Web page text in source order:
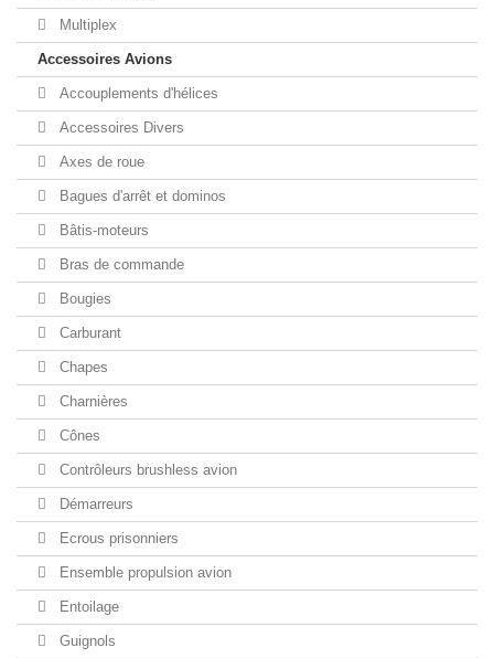
Multiplex
Accessoires Avions
Accouplements d'hélices
Accessoires Divers
Axes de roue
Bagues d'arrêt et dominos
Bâtis-moteurs
Bras de commande
Bougies
Carburant
Chapes
Charnières
Cônes
Contrôleurs brushless avion
Démarreurs
Ecrous prisonniers
Ensemble propulsion avion
Entoilage
Guignols